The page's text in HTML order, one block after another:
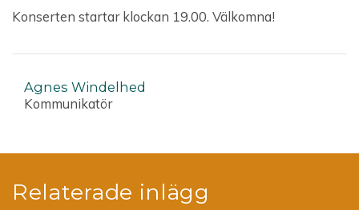
Konserten startar klockan 19.00. Välkomna!
Agnes Windelhed
Kommunikatör
Relaterade inlägg